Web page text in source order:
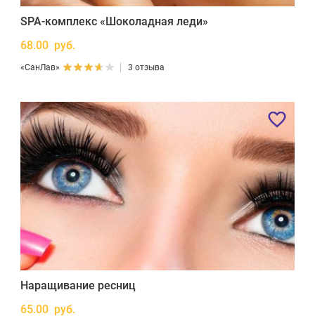
SPA-комплекс «Шоколадная леди»
68.00 руб.
«СанЛав» 3 отзыва
Наращивание ресниц
65.00 руб.